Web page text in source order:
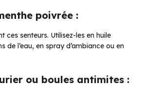
poivrée :
ces senteurs. Utilisez-les en huile
de l’eau, en spray d’ambiance ou en
ou boules antimites :